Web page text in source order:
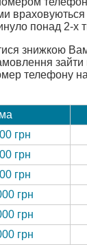
понад 2-х
знижкою
зайти
телефону
грн
грн
грн
грн
грн
грн